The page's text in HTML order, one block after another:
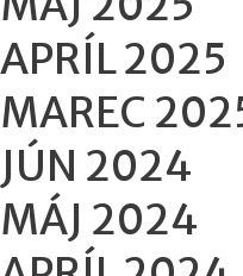
APRÍL 2025
MAREC
JÚN 2024
MÁJ 2024